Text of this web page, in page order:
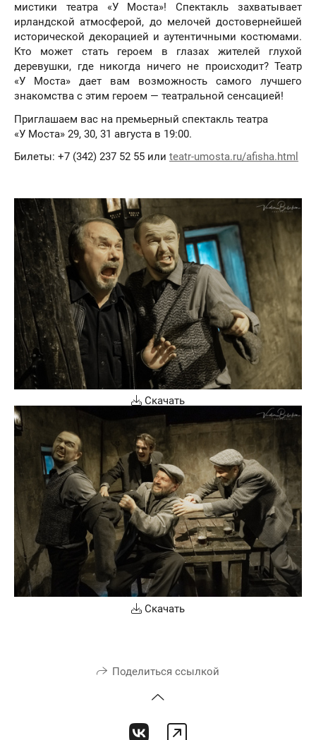
мистики театра «У Моста»! Спектакль захватывает
ирландской атмосферой, до мелочей достовернейшей
исторической декорацией и аутентичными костюмами.
Кто может стать героем в глазах жителей глухой
деревушки, где никогда ничего не происходит? Театр
«У Моста» дает вам возможность самого лучшего
знакомства с этим героем — театральной сенсацией!
Приглашаем вас на премьерный спектакль театра
«У Моста» 29, 30, 31 августа в 19:00.
Билеты: +7 (342) 237 52 55 или teatr-umosta.ru/afisha.html
Скачать
Скачать
Поделиться ссылкой